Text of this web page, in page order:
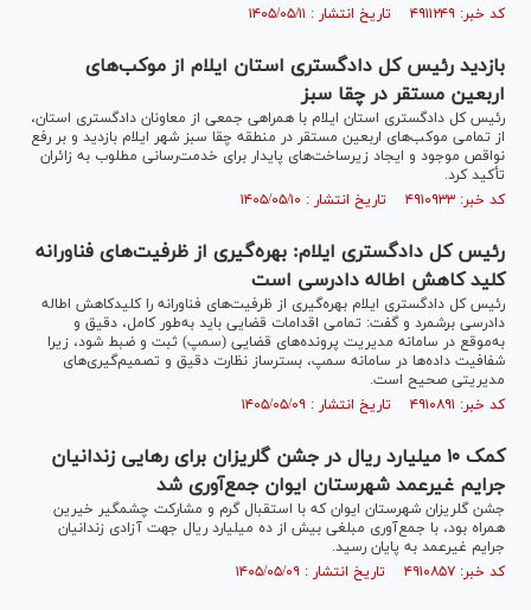
کد خبر: ۴۹۱۱۲۴۹ تاریخ انتشار : ۱۴۰۵/۰۵/۱۱
بازدید رئیس کل دادگستری استان ایلام از موکب‌های
اربعین مستقر در چقا سبز
رئیس کل دادگستری استان ایلام با همراهی جمعی از معاونان دادگستری استان،
از تمامی موکب‌های اربعین مستقر در منطقه چقا سبز شهر ایلام بازدید و بر رفع
نواقص موجود و ایجاد زیرساخت‌های پایدار برای خدمت‌رسانی مطلوب به زائران
تأکید کرد.
کد خبر: ۴۹۱۰۹۳۳ تاریخ انتشار : ۱۴۰۵/۰۵/۱۰
رئیس کل دادگستری ایلام: بهره‌گیری از ظرفیت‌های فناورانه
کلید کاهش اطاله دادرسی است
رئیس کل دادگستری ایلام بهره‌گیری از ظرفیت‌های فناورانه را کلیدکاهش اطاله
دادرسی برشمرد و گفت: تمامی اقدامات قضایی باید به‌طور کامل، دقیق و
به‌موقع در سامانه مدیریت پرونده‌های قضایی (سمپ) ثبت و ضبط شود، زیرا
شفافیت داده‌ها در سامانه سمپ، بسترساز نظارت دقیق و تصمیم‌گیری‌های
مدیریتی صحیح است.
کد خبر: ۴۹۱۰۸۹۱ تاریخ انتشار : ۱۴۰۵/۰۵/۰۹
کمک ۱۰ میلیارد ریال در جشن گلریزان برای رهایی زندانیان
جرایم غیرعمد شهرستان ایوان جمع‌آوری شد
جشن گلریزان شهرستان ایوان که با استقبال گرم و مشارکت چشمگیر خیرین
همراه بود، با جمع‌آوری مبلغی بیش از ده میلیارد ریال جهت آزادی زندانیان
جرایم غیرعمد به پایان رسید.
کد خبر: ۴۹۱۰۸۵۷ تاریخ انتشار : ۱۴۰۵/۰۵/۰۹